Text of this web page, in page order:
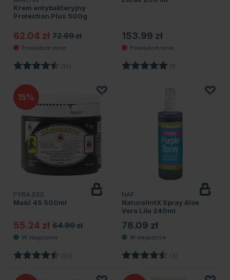
Krem antybakteryjny
Protection Plus 500g
62.04 zł 72.99 zł
Ocena: (10) 4.6 na 5 gwiazdek
153.99 zł
Ocena: (1)
15
FYRA ESS
Maść 4S 500ml
55.24 zł 64.99 zł
Ocena: (93) 4.8 na 5 gwiazdek
NAF
NaturalintX Spray Aloe
Vera Lila 240ml
78.09 zł
Ocena: (3)